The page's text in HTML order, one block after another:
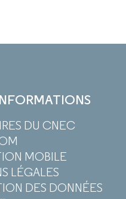
DU CNEC
MOBILE
LÉGALES
DES DONNÉES